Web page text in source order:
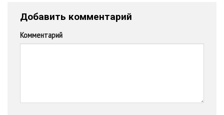
Добавить комментарий
Комментарий